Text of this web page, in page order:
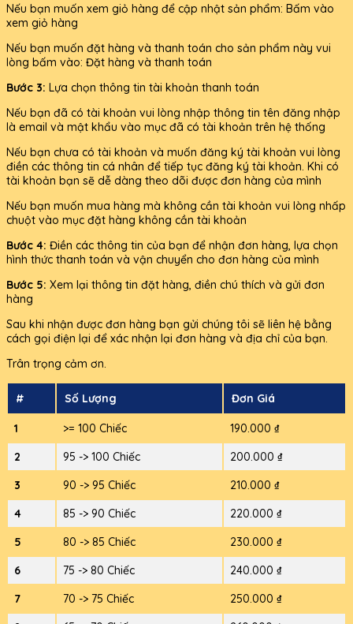
Nếu bạn muốn xem giỏ hàng để cập nhật sản phẩm: Bấm vào
xem giỏ hàng
Nếu bạn muốn đặt hàng và thanh toán cho sản phẩm này vui
lòng bấm vào: Đặt hàng và thanh toán
Bước 3: Lựa chọn thông tin tài khoản thanh toán
Nếu bạn đã có tài khoản vui lòng nhập thông tin tên đăng nhập
là email và mật khẩu vào mục đã có tài khoản trên hệ thống
Nếu bạn chưa có tài khoản và muốn đăng ký tài khoản vui lòng
điền các thông tin cá nhân để tiếp tục đăng ký tài khoản. Khi có
tài khoản bạn sẽ dễ dàng theo dõi được đơn hàng của mình
Nếu bạn muốn mua hàng mà không cần tài khoản vui lòng nhấp
chuột vào mục đặt hàng không cần tài khoản
Bước 4: Điền các thông tin của bạn để nhận đơn hàng, lựa chọn
hình thức thanh toán và vận chuyển cho đơn hàng của mình
Bước 5: Xem lại thông tin đặt hàng, điền chú thích và gửi đơn
hàng
Sau khi nhận được đơn hàng bạn gửi chúng tôi sẽ liên hệ bằng
cách gọi điện lại để xác nhận lại đơn hàng và địa chỉ của bạn.
Trân trọng cảm ơn.
# Số Lượng Đơn Giá
1 >= 100 Chiếc
190.000 ₫
2
95 -> 100 Chiếc
200.000 ₫
3
90 -> 95 Chiếc
210.000 ₫
4
85 -> 90 Chiếc
220.000 ₫
5
80 -> 85 Chiếc
230.000 ₫
6
75 -> 80 Chiếc
240.000 ₫
7
70 -> 75 Chiếc
250.000 ₫